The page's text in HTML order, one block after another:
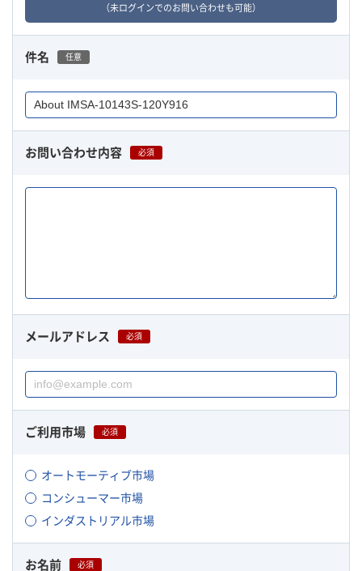
（未ログインでのお問い合わせも可能）
件名 任意
お問い合わせ内容 必須
メールアドレス 必須
ご利用市場 必須
オートモーティブ市場
コンシューマー市場
インダストリアル市場
お名前 必須